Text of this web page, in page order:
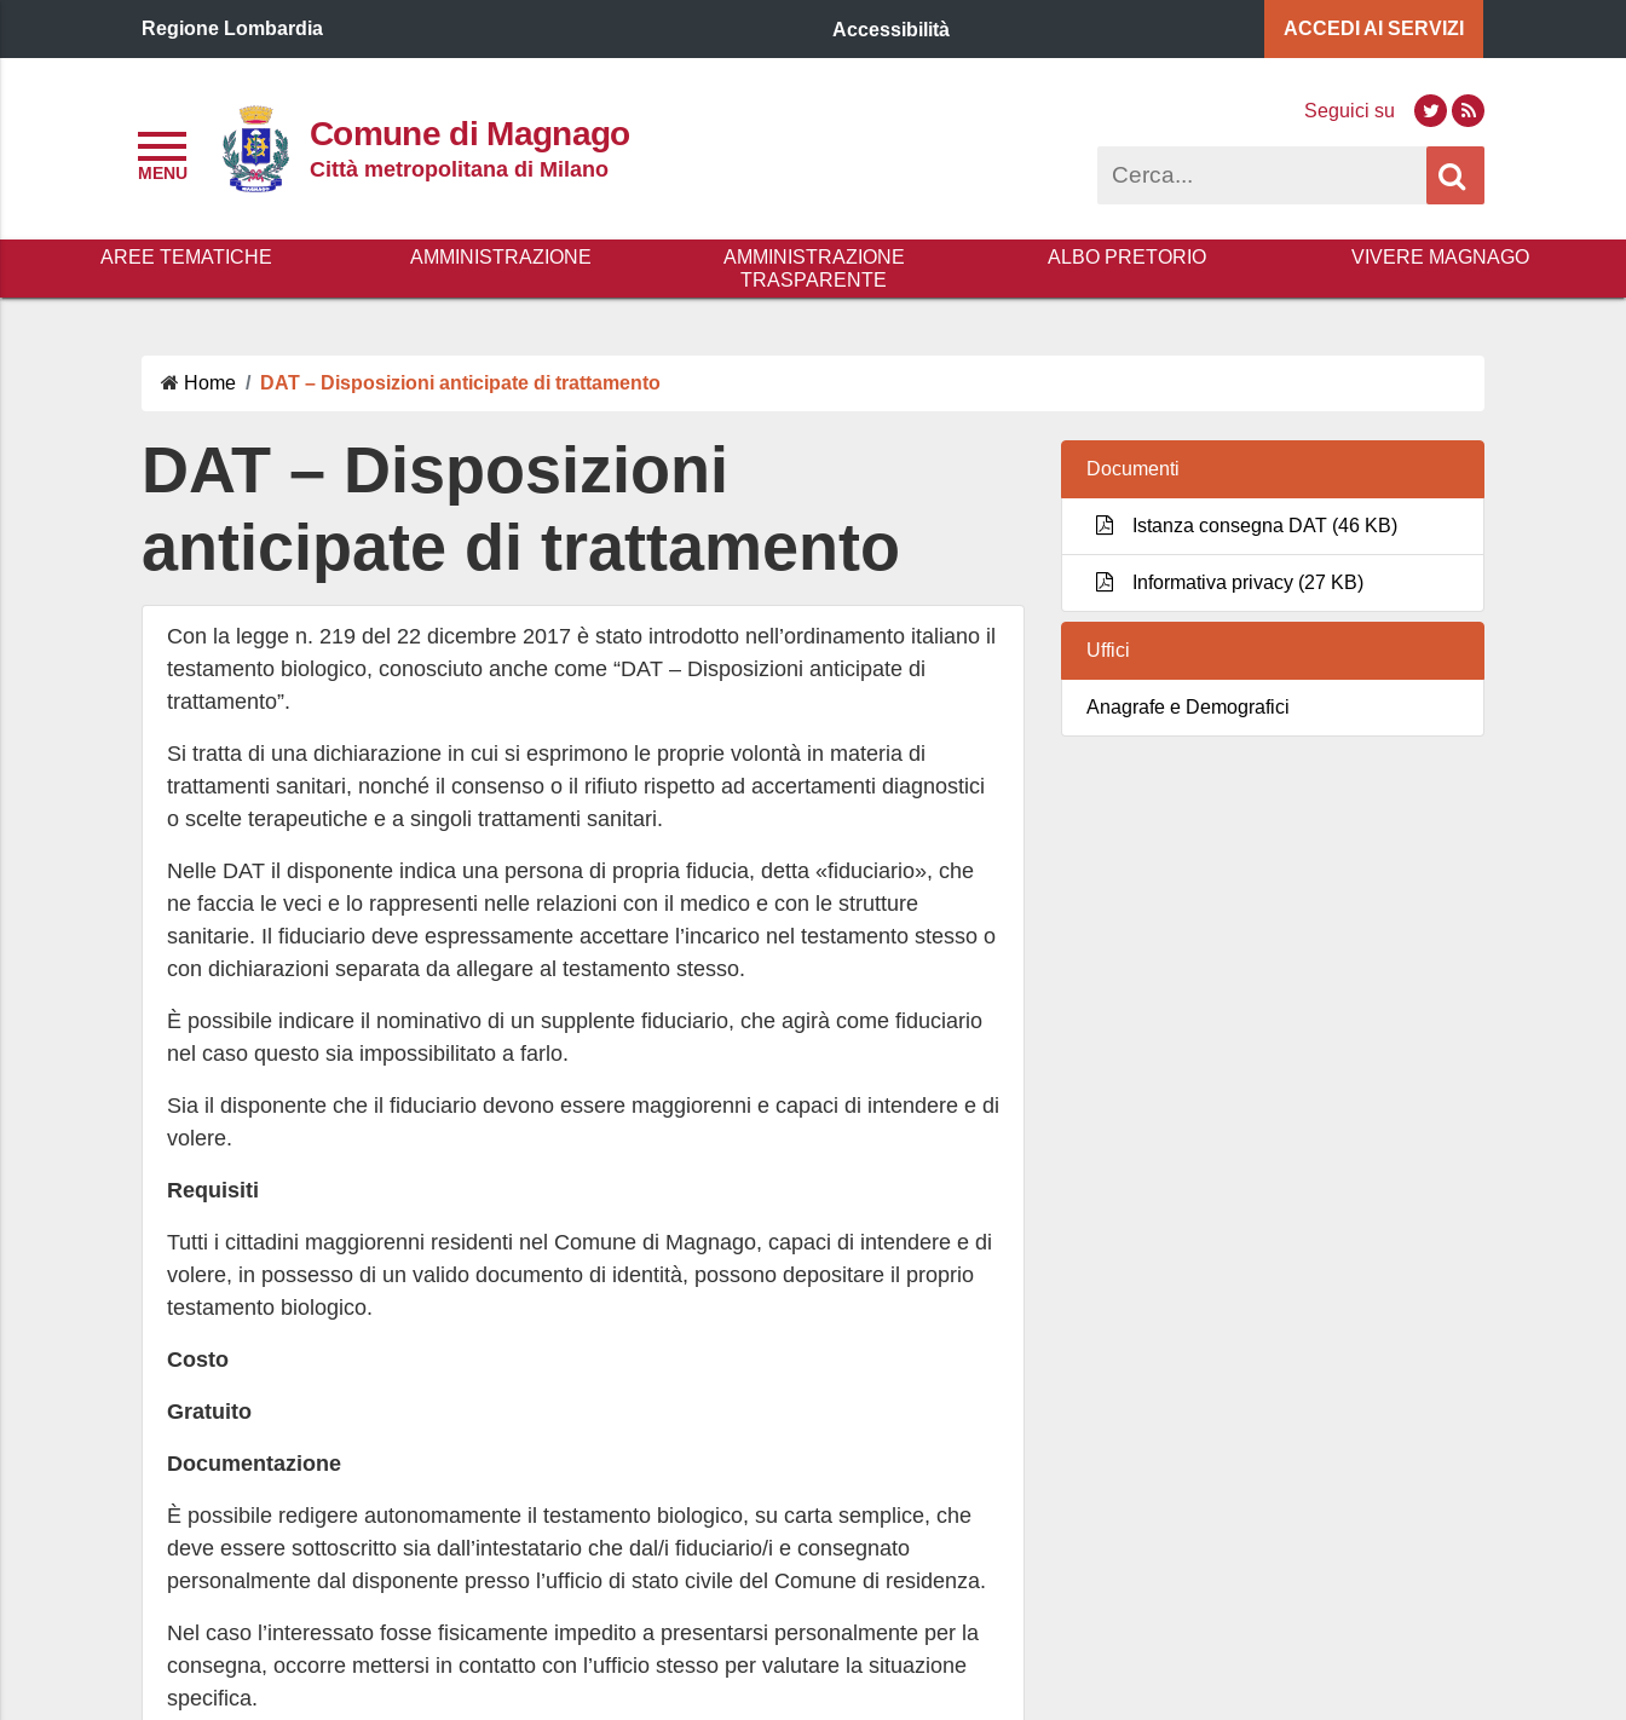
Regione Lombardia Accessibilità ACCEDI AI SERVIZI
Comune di Magnago
Città metropolitana di Milano
Seguici su TwitterRSS
AREE TEMATICHE AMMINISTRAZIONE
AMMINISTRAZIONE
TRASPARENTE
ALBO PRETORIO VIVERE MAGNAGO
Home DAT – Disposizioni anticipate di trattamento
DAT – Disposizioni
anticipate di trattamento
Con la legge n. 219 del 22 dicembre 2017 è stato introdotto nell’ordinamento italiano il
testamento biologico, conosciuto anche come “DAT – Disposizioni anticipate di
trattamento”.
Si tratta di una dichiarazione in cui si esprimono le proprie volontà in materia di
trattamenti sanitari, nonché il consenso o il rifiuto rispetto ad accertamenti diagnostici
o scelte terapeutiche e a singoli trattamenti sanitari.
Nelle DAT il disponente indica una persona di propria fiducia, detta «fiduciario», che
ne faccia le veci e lo rappresenti nelle relazioni con il medico e con le strutture
sanitarie. Il fiduciario deve espressamente accettare l’incarico nel testamento stesso o
con dichiarazioni separata da allegare al testamento stesso.
È possibile indicare il nominativo di un supplente fiduciario, che agirà come fiduciario
nel caso questo sia impossibilitato a farlo.
Sia il disponente che il fiduciario devono essere maggiorenni e capaci di intendere e di
volere.
Requisiti
Tutti i cittadini maggiorenni residenti nel Comune di Magnago, capaci di intendere e di
volere, in possesso di un valido documento di identità, possono depositare il proprio
testamento biologico.
Costo
Gratuito
Documentazione
È possibile redigere autonomamente il testamento biologico, su carta semplice, che
deve essere sottoscritto sia dall’intestatario che dal/i fiduciario/i e consegnato
personalmente dal disponente presso l’ufficio di stato civile del Comune di residenza.
Nel caso l’interessato fosse fisicamente impedito a presentarsi personalmente per la
consegna, occorre mettersi in contatto con l’ufficio stesso per valutare la situazione
specifica.
Documenti
Istanza consegna DAT (46 KB)
Informativa privacy (27 KB)
Uffici
Anagrafe e Demografici